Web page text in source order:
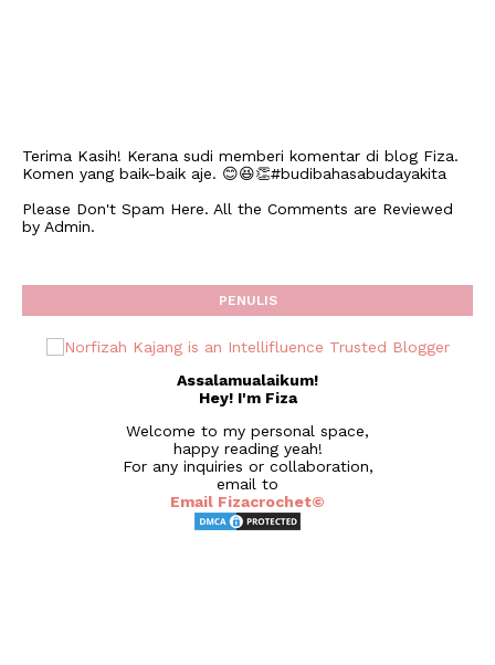
Terima Kasih! Kerana sudi memberi komentar di blog Fiza.
Komen yang baik-baik aje. 😊😆👏#budibahasabudayakita
Please Don't Spam Here. All the Comments are Reviewed
by Admin.
PENULIS
Assalamualaikum!
Hey! I'm Fiza
Welcome to my personal space,
happy reading yeah!
For any inquiries or collaboration,
email to
Email Fizacrochet©